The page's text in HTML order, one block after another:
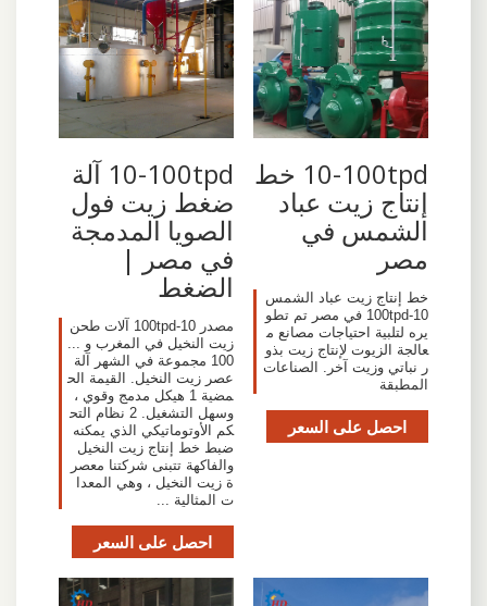
10-100tpd خط
إنتاج زيت عباد
الشمس في
مصر
خط إنتاج زيت عباد الشمس
10-100tpd في مصر تم تطو
يره لتلبية احتياجات مصانع م
عالجة الزيوت لإنتاج زيت بذو
ر نباتي وزيت آخر. الصناعات
المطبقة
احصل على السعر
10-100tpd آلة
ضغط زيت فول
الصويا المدمجة
في مصر |
الضغط
مصدر 10-100tpd آلات طحن
زيت النخيل في المغرب و ...
100 مجموعة في الشهر آلة
عصر زيت النخيل. القيمة الح
مضية 1 هيكل مدمج وقوي ،
وسهل التشغيل. 2 نظام التح
كم الأوتوماتيكي الذي يمكنه
ضبط خط إنتاج زيت النخيل
والفاكهة تتبنى شركتنا معصر
ة زيت النخيل ، وهي المعدا
ت المثالية ...
احصل على السعر